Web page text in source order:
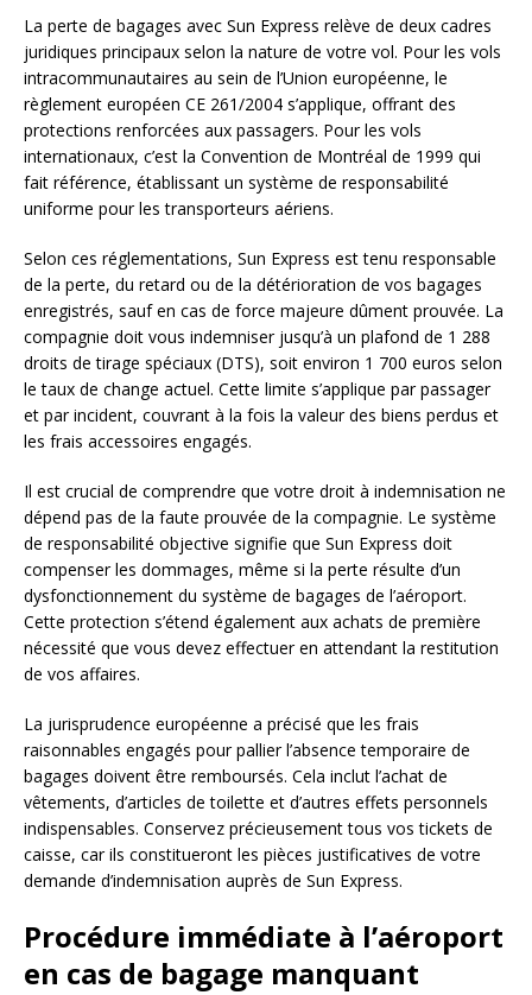
La perte de bagages avec Sun Express relève de deux cadres
juridiques principaux selon la nature de votre vol. Pour les vols
intracommunautaires au sein de l’Union européenne, le
règlement européen CE 261/2004 s’applique, offrant des
protections renforcées aux passagers. Pour les vols
internationaux, c’est la Convention de Montréal de 1999 qui
fait référence, établissant un système de responsabilité
uniforme pour les transporteurs aériens.
Selon ces réglementations, Sun Express est tenu responsable
de la perte, du retard ou de la détérioration de vos bagages
enregistrés, sauf en cas de force majeure dûment prouvée. La
compagnie doit vous indemniser jusqu’à un plafond de 1 288
droits de tirage spéciaux (DTS), soit environ 1 700 euros selon
le taux de change actuel. Cette limite s’applique par passager
et par incident, couvrant à la fois la valeur des biens perdus et
les frais accessoires engagés.
Il est crucial de comprendre que votre droit à indemnisation ne
dépend pas de la faute prouvée de la compagnie. Le système
de responsabilité objective signifie que Sun Express doit
compenser les dommages, même si la perte résulte d’un
dysfonctionnement du système de bagages de l’aéroport.
Cette protection s’étend également aux achats de première
nécessité que vous devez effectuer en attendant la restitution
de vos affaires.
La jurisprudence européenne a précisé que les frais
raisonnables engagés pour pallier l’absence temporaire de
bagages doivent être remboursés. Cela inclut l’achat de
vêtements, d’articles de toilette et d’autres effets personnels
indispensables. Conservez précieusement tous vos tickets de
caisse, car ils constitueront les pièces justificatives de votre
demande d’indemnisation auprès de Sun Express.
Procédure immédiate à l’aéroport
en cas de bagage manquant